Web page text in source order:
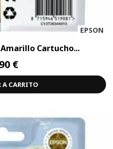
EPSON
Amarillo Cartucho...
€
CARRITO